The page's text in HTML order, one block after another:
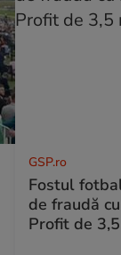
GSP.ro
Fostul
de fraudă
Profit de